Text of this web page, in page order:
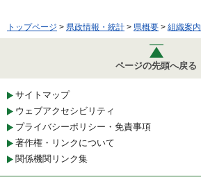
トップページ > 県政情報・統計 > 県概要 > 組織案内
ページの先頭へ戻る
サイトマップ
ウェブアクセシビリティ
プライバシーポリシー・免責事項
著作権・リンクについて
関係機関リンク集